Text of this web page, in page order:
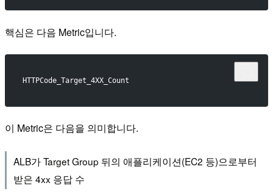
핵심은 다음 Metric입니다.
HTTPCode_Target_4XX_Count
이 Metric은 다음을 의미합니다.
ALB가 Target Group 뒤의 애플리케이션(EC2 등)으로부터
받은 4xx 응답 수